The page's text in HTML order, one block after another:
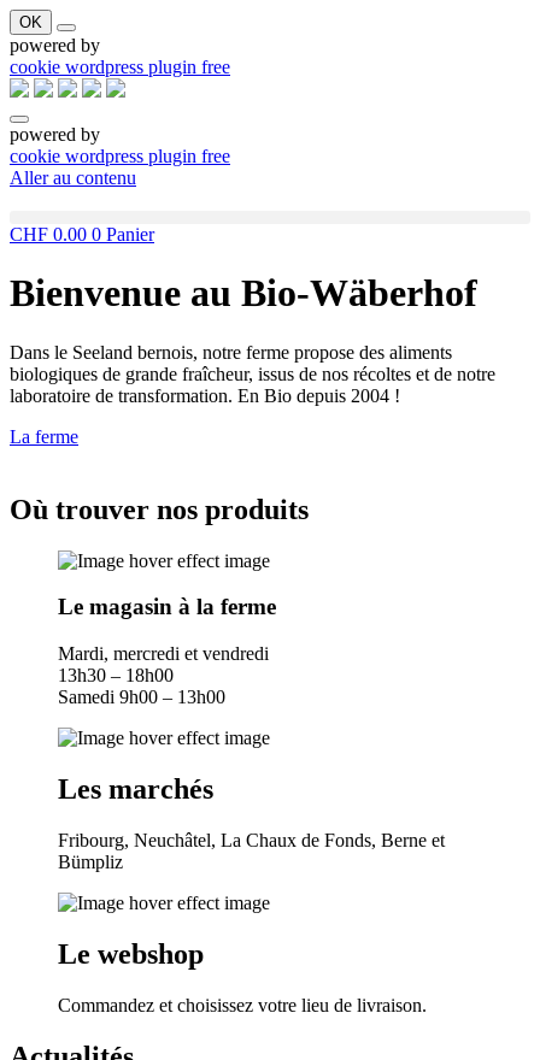
OK
powered by
cookie wordpress plugin free
powered by
cookie wordpress plugin free
Aller au contenu
CHF 0.00 0 Panier
Bienvenue au Bio-Wäberhof
Dans le Seeland bernois, notre ferme propose des aliments
biologiques de grande fraîcheur, issus de nos récoltes et de notre
laboratoire de transformation. En Bio depuis 2004 !
La ferme
Où trouver nos produits
Le magasin à la ferme
Mardi, mercredi et vendredi
13h30 – 18h00
Samedi 9h00 – 13h00​
Les marchés
Fribourg, Neuchâtel, La Chaux de Fonds, Berne et
Bümpliz​
Le webshop
Commandez et choisissez votre lieu de livraison.